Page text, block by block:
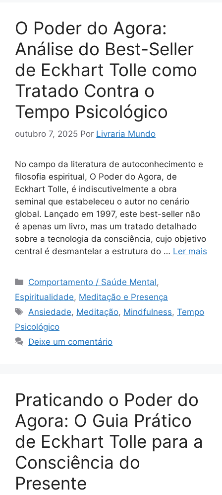
O Poder do Agora:
Análise do Best-Seller
de Eckhart Tolle como
Tratado Contra o
Tempo Psicológico
outubro 7, 2025 Por Livraria Mundo
No campo da literatura de autoconhecimento e
filosofia espiritual, O Poder do Agora, de
Eckhart Tolle, é indiscutivelmente a obra
seminal que estabeleceu o autor no cenário
global. Lançado em 1997, este best-seller não
é apenas um livro, mas um tratado detalhado
sobre a tecnologia da consciência, cujo objetivo
central é desmantelar a estrutura do … Ler mais
Categorias
Comportamento / Saúde Mental,
Espiritualidade, Meditação e Presença
Tags
Ansiedade, Meditação, Mindfulness,Tempo
Psicológico
Deixe um comentário
Praticando o Poder do
Agora: O Guia Prático
de Eckhart Tolle para a
Consciência do
Presente